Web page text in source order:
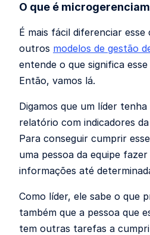
O que é
É mais fácil diferenciar esse
outros modelos de gestão
entende o que significa
Então, vamos lá.
Digamos que um líder
relatório com indicadores
Para conseguir cumprir
uma pessoa da equipe
informações até
Como líder, ele sabe o que
também que a pessoa que
tem outras tarefas a